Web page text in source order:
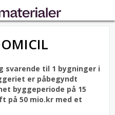
svarende til 1 bygninger i
er påbegyndt
byggeperiode på 15
på 50 mio.kr med et